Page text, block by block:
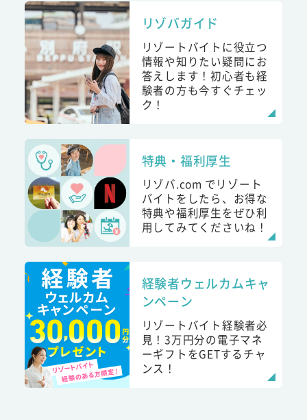
リゾバガイド
リゾートバイトに役立つ
情報や知りたい疑問にお
答えします！初心者も経
験者の方も今すぐチェッ
ク！
特典・福利厚生
リゾバ.com でリゾート
バイトをしたら、お得な
特典や福利厚生をぜひ利
用してみてくださいね！
経験者ウェルカムキャ
ンペーン
リゾートバイト経験者必
見！3万円分の電子マネ
ーギフトをGETするチャ
ンス！